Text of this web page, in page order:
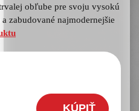
obľube pre svoju vysokú
zabudované najmodernejšie
KÚPIŤ